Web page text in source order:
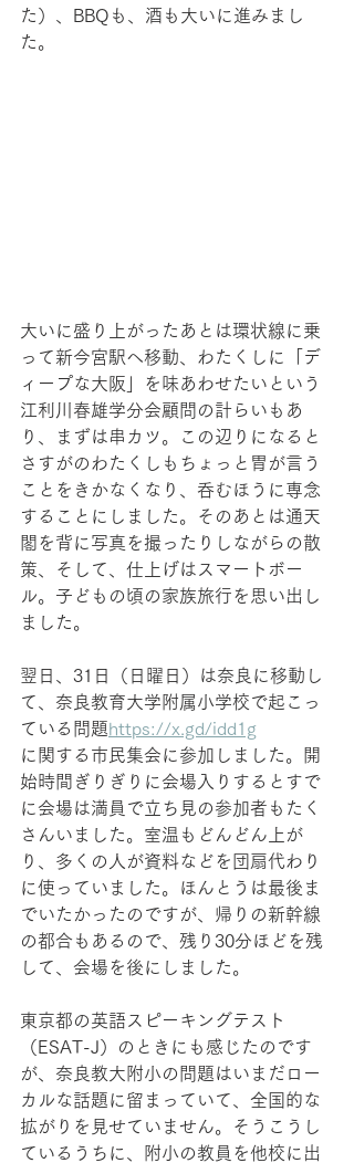
た）、BBQも、酒も大いに進みまし
た。
大いに盛り上がったあとは環状線に乗
って新今宮駅へ移動、わたくしに「デ
ィープな大阪」を味あわせたいという
江利川春雄学分会顧問の計らいもあ
り、まずは串カツ。この辺りになると
さすがのわたくしもちょっと胃が言う
ことをきかなくなり、呑むほうに専念
することにしました。そのあとは通天
閣を背に写真を撮ったりしながらの散
策、そして、仕上げはスマートボー
ル。子どもの頃の家族旅行を思い出し
ました。
翌日、31日（日曜日）は奈良に移動し
て、奈良教育大学附属小学校で起こっ
ている問題https://x.gd/idd1g
に関する市民集会に参加しました。開
始時間ぎりぎりに会場入りするとすで
に会場は満員で立ち見の参加者もたく
さんいました。室温もどんどん上が
り、多くの人が資料などを団扇代わり
に使っていました。ほんとうは最後ま
でいたかったのですが、帰りの新幹線
の都合もあるので、残り30分ほどを残
して、会場を後にしました。
東京都の英語スピーキングテスト
（ESAT-J）のときにも感じたのです
が、奈良教大附小の問題はいまだロー
カルな話題に留まっていて、全国的な
拡がりを見せていません。そうこうし
ているうちに、附小の教員を他校に出